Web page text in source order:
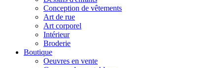
Conception de vêtements
Art de rue
Art corporel
Intérieur
Broderie
Boutique
Oeuvres en vente